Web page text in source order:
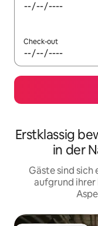
Check-out
Erstklassig
in der
Gäste sind
aufgrund ihrer